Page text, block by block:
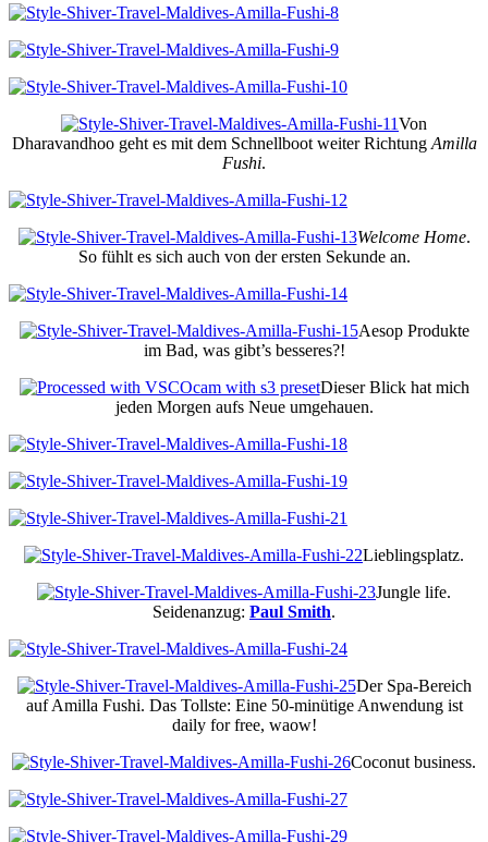
Von
Dharavandhoo geht es mit dem Schnellboot weiter Richtung Amilla
Fushi.
Welcome Home.
So fühlt es sich auch von der ersten Sekunde an.
Aesop Produkte
im Bad, was gibt’s besseres?!
Dieser Blick hat mich
jeden Morgen aufs Neue umgehauen.
Lieblingsplatz.
Jungle life.
Seidenanzug: Paul Smith.
Der Spa-Bereich
auf Amilla Fushi. Das Tollste: Eine 50-minütige Anwendung ist
daily for free, waow!
Coconut business.